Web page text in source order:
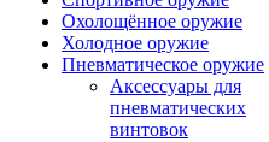
Охолощённое оружие
Холодное оружие
Пневматическое оружие
Аксессуары для
пневматических
винтовок